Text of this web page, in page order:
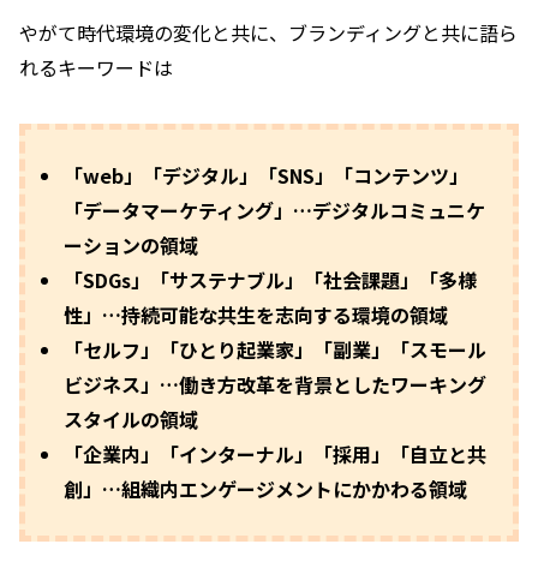
やがて時代環境の変化と共に、ブランディングと共に語ら
れるキーワードは
「web」「デジタル」「SNS」「コンテンツ」
「データマーケティング」…デジタルコミュニケ
ーションの領域
「SDGs」「サステナブル」「社会課題」「多様
性」…持続可能な共生を志向する環境の領域
「セルフ」「ひとり起業家」「副業」「スモール
ビジネス」…働き方改革を背景としたワーキング
スタイルの領域
「企業内」「インターナル」「採用」「自立と共
創」…組織内エンゲージメントにかかわる領域